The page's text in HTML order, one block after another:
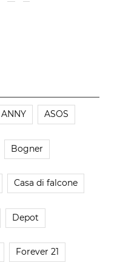
ANNY ASOS
Bogner
Casa di falcone
Depot
Forever 21